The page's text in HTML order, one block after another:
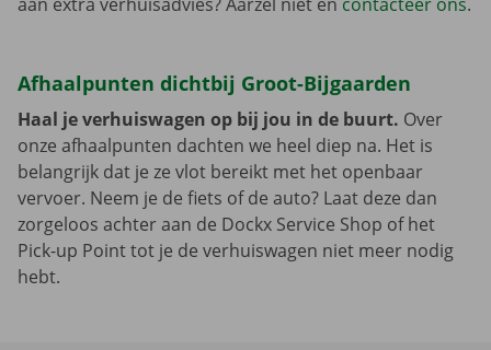
Afhaalpunten dichtbij Groot-Bijgaarden
Haal je verhuiswagen op bij jou in de buurt. Over
onze afhaalpunten dachten we heel diep na. Het is
belangrijk dat je ze vlot bereikt met het openbaar
vervoer. Neem je de fiets of de auto? Laat deze dan
zorgeloos achter aan de Dockx Service Shop of het
Pick-up Point tot je de verhuiswagen niet meer nodig
hebt.